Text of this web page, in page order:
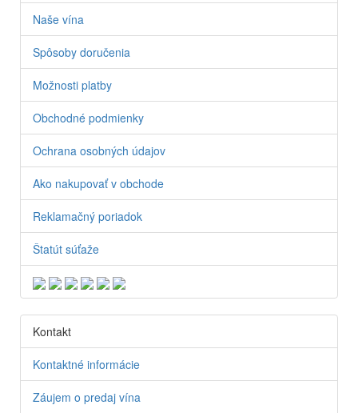
Naše vína
Spôsoby doručenia
Možnosti platby
Obchodné podmienky
Ochrana osobných údajov
Ako nakupovať v obchode
Reklamačný poriadok
Štatút súťaže
Kontakt
Kontaktné informácie
Záujem o predaj vína